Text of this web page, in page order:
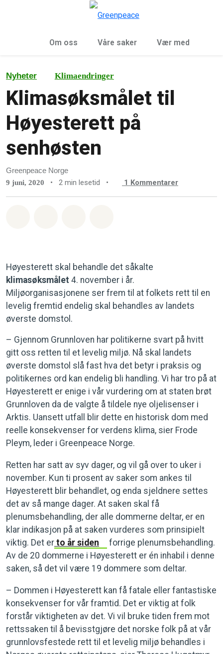
Om oss Våre saker Vær med
Nyheter Klimaendringer
Klimasøksmålet til
Høyesterett på
senhøsten
Greenpeace Norge
9 juni, 2020 • 2 min lesetid • 1 Kommentarer
Høyesterett skal behandle det såkalte
klimasøksmålet 4. november i år.
Miljøorganisasjonene ser frem til at folkets rett til en
levelig fremtid endelig skal behandles av landets
øverste domstol.
– Gjennom Grunnloven har politikerne svart på hvitt
gitt oss retten til et levelig miljø. Nå skal landets
øverste domstol slå fast hva det betyr i praksis og
politikernes ord kan endelig bli handling. Vi har tro på at
Høyesterett er enige i vår vurdering om at staten brøt
Grunnloven da de valgte å tildele nye oljelisenser i
Arktis. Uansett utfall blir dette en historisk dom med
reelle konsekvenser for verdens klima, sier Frode
Pleym, leder i Greenpeace Norge.
Retten har satt av syv dager, og vil gå over to uker i
november. Kun ti prosent av saker som ankes til
Høyesterett blir behandlet, og enda sjeldnere settes
det av så mange dager. At saken skal få
plenumsbehandling, der alle dommerne deltar, er en
klar indikasjon på at saken vurderes som prinsipielt
viktig. Det er to år siden
forrige plenumsbehandling.
Av de 20 dommerne i Høyesterett er én inhabil i denne
saken, så det vil være 19 dommere som deltar.
– Dommen i Høyesterett kan få fatale eller fantastiske
konsekvenser for vår framtid. Det er viktig at folk
forstår viktigheten av det. Vi vil bruke tiden frem mot
rettssaken til å bevisstgjøre det norske folk på at vår
grunnlovsfestede rett til et levelig miljø behandles i